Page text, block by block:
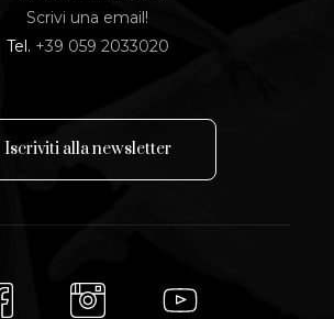
Scrivi una email!
Tel. +39 059 2033020
Iscriviti allanewsletter